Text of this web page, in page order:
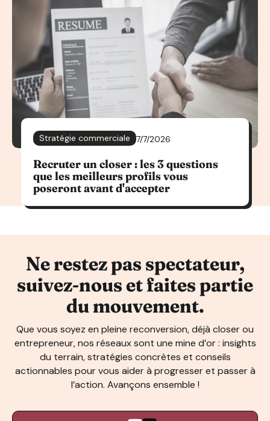
Stratégie commerciale 7/7/2026
Recruter un closer : les 3 questions
que les meilleurs profils vous
poseront avant d'accepter
Ne restez pas spectateur,
suivez-nous et faites partie
du mouvement.
Que vous soyez en pleine reconversion, déjà closer ou
entrepreneur, nos réseaux sont une mine d’or : insights
du terrain, stratégies concrètes et conseils
actionnables pour vous aider à progresser et passer à
l’action. Avançons ensemble !